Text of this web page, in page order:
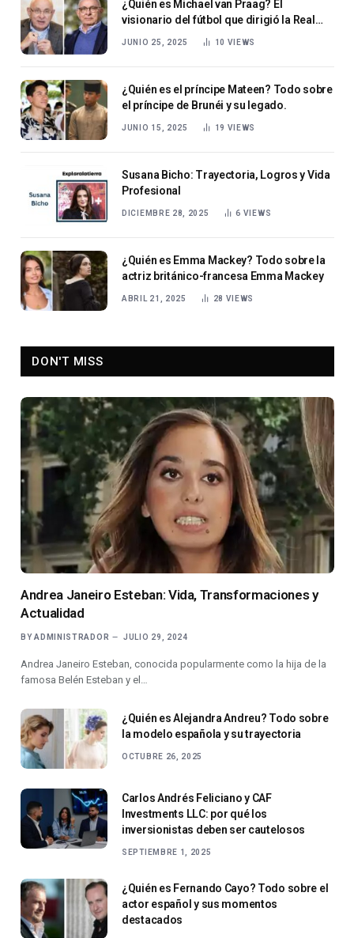
¿Quién es Michael van Praag? El
visionario del fútbol que dirigió la Real
Federación Holandesa de Fútbol
JUNIO 25, 2025 10 VIEWS
¿Quién es el príncipe Mateen? Todo sobre
el príncipe de Brunéi y su legado.
JUNIO 15, 2025 19 VIEWS
Susana Bicho: Trayectoria, Logros y Vida
Profesional
DICIEMBRE 28, 2025 6 VIEWS
¿Quién es Emma Mackey? Todo sobre la
actriz británico-francesa Emma Mackey
ABRIL 21, 2025 28 VIEWS
DON'T MISS
Andrea Janeiro Esteban: Vida, Transformaciones y
Actualidad
BY ADMINISTRADOR JULIO 29, 2024
Andrea Janeiro Esteban, conocida popularmente como la hija de la
famosa Belén Esteban y el…
¿Quién es Alejandra Andreu? Todo sobre
la modelo española y su trayectoria
OCTUBRE 26, 2025
Carlos Andrés Feliciano y CAF
Investments LLC: por qué los
inversionistas deben ser cautelosos
SEPTIEMBRE 1, 2025
¿Quién es Fernando Cayo? Todo sobre el
actor español y sus momentos
destacados